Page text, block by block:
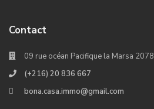
Contact
09 rue océan Pacifique la Marsa
(+216) 20 836 667
bona.casa.immo@gmail.com